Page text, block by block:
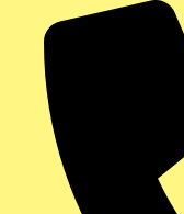
contenu